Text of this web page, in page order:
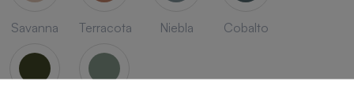
Savanna Terracota Niebla Cobalto